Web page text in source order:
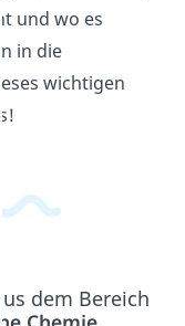
und wo es
in die
wichtigen
dem Bereich